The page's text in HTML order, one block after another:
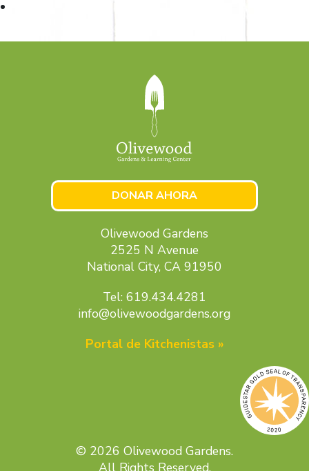
DONAR AHORA
Olivewood Gardens
2525 N Avenue
National City, CA 91950
Tel: 619.434.4281
info@olivewoodgardens.org
Portal de Kitchenistas »
© 2026 Olivewood Gardens.